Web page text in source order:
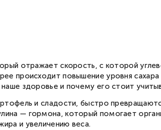
отражает скорость, с которой
происходит повышение уровня
здоровье и почему его стоит
и сладости, быстро
— гормона, который помогает
и увеличению веса.
Вход в личный кабинет
Введите номер телефона, мы пришлем